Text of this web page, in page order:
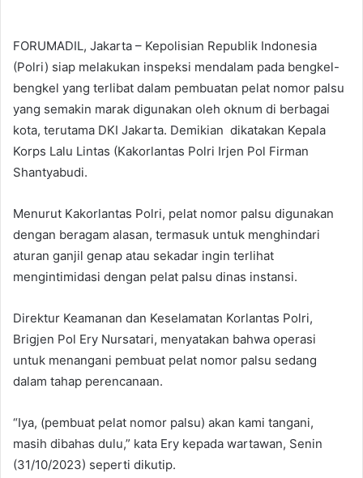
FORUMADIL, Jakarta – Kepolisian Republik Indonesia
(Polri) siap melakukan inspeksi mendalam pada bengkel-
bengkel yang terlibat dalam pembuatan pelat nomor palsu
yang semakin marak digunakan oleh oknum di berbagai
kota, terutama DKI Jakarta. Demikian dikatakan Kepala
Korps Lalu Lintas (Kakorlantas Polri Irjen Pol Firman
Shantyabudi.
Menurut Kakorlantas Polri, pelat nomor palsu digunakan
dengan beragam alasan, termasuk untuk menghindari
aturan ganjil genap atau sekadar ingin terlihat
mengintimidasi dengan pelat palsu dinas instansi.
Direktur Keamanan dan Keselamatan Korlantas Polri,
Brigjen Pol Ery Nursatari, menyatakan bahwa operasi
untuk menangani pembuat pelat nomor palsu sedang
dalam tahap perencanaan.
“Iya, (pembuat pelat nomor palsu) akan kami tangani,
masih dibahas dulu,” kata Ery kepada wartawan, Senin
(31/10/2023) seperti dikutip.